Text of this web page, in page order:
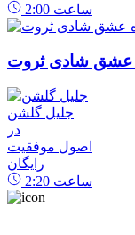
2:00 ساعت
عشق شادی ثروت
جلیل گلشن
در
اصول موفقیت
رایگان
2:20 ساعت